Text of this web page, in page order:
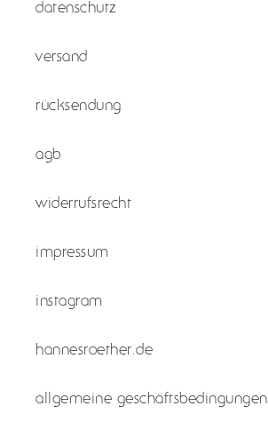
datenschutz
versand
rücksendung
agb
widerrufsrecht
impressum
instagram
hannesroether.de
allgemeine geschäftsbedingungen